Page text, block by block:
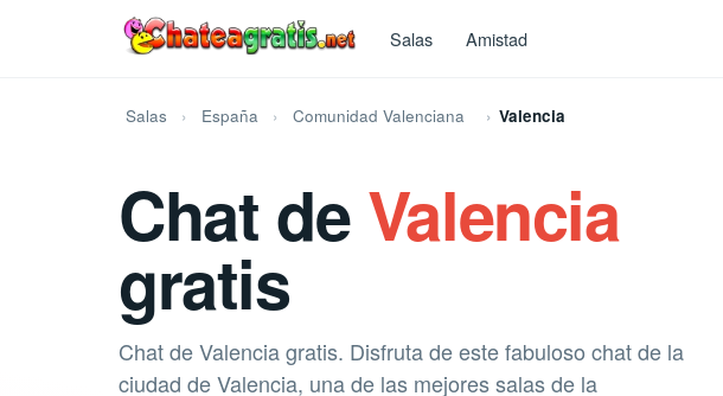
Salas Amistad
Salas España Comunidad Valenciana Valencia
Chat deValencia
gratis
Chat de Valencia gratis. Disfruta de este fabuloso chat de la
ciudad de Valencia, una de las mejores salas de la